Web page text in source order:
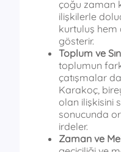
çoğu zaman
ilişkilerle
kurtuluş
gösterir.
Toplum ve
toplumun
çatışmalar
Karakoç,
olan ilişkisini
sonucunda
irdeler.
Zaman ve